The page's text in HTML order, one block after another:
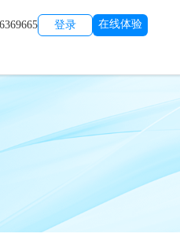
登录 在线体验